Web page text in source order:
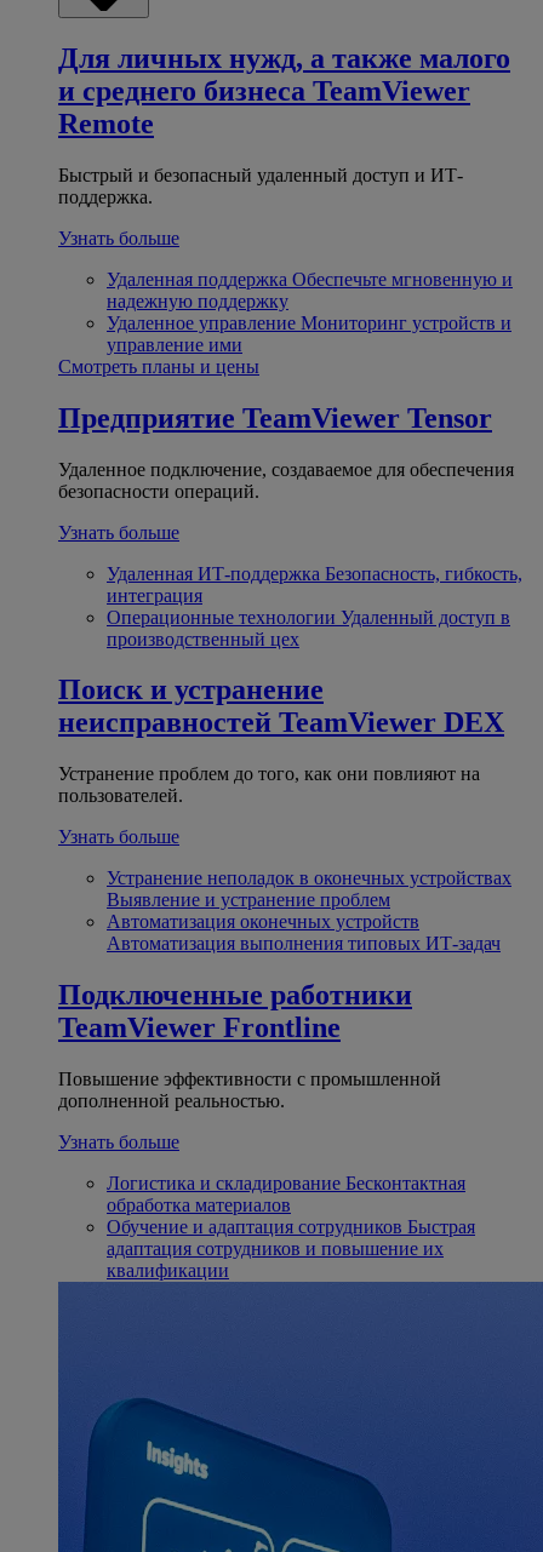
Для личных нужд, а также малого
и среднего бизнеса TeamViewer
Remote
Быстрый и безопасный удаленный доступ и ИТ-
поддержка.
Узнать больше
Удаленная поддержка Обеспечьте мгновенную и
надежную поддержку
Удаленное управление Мониторинг устройств и
управление ими
Смотреть планы и цены
Предприятие TeamViewer Tensor
Удаленное подключение, создаваемое для обеспечения
безопасности операций.
Узнать больше
Удаленная ИТ-поддержка Безопасность, гибкость,
интеграция
Операционные технологии Удаленный доступ в
производственный цех
Поиск и устранение
неисправностей TeamViewer DEX
Устранение проблем до того, как они повлияют на
пользователей.
Узнать больше
Устранение неполадок в оконечных устройствах
Выявление и устранение проблем
Автоматизация оконечных устройств
Автоматизация выполнения типовых ИТ-задач
Подключенные работники
TeamViewer Frontline
Повышение эффективности с промышленной
дополненной реальностью.
Узнать больше
Логистика и складирование Бесконтактная
обработка материалов
Обучение и адаптация сотрудников Быстрая
адаптация сотрудников и повышение их
квалификации